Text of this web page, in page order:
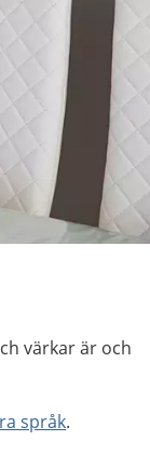
värkar är och
språk.